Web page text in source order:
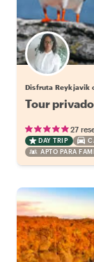
Disfruta Reykjavik
Tour
27
DAY TRIP
APTO PARA